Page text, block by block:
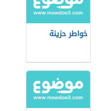
خواطر حزينة